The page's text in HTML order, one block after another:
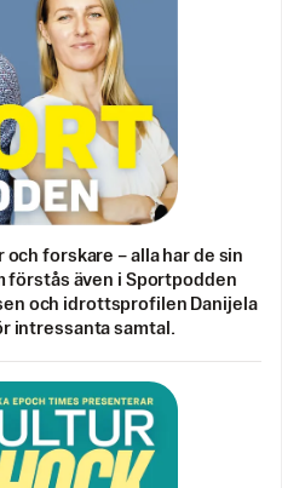
forskare – alla har de sin
förstås även i Sportpodden
och idrottsprofilen Danijela
intressanta samtal.